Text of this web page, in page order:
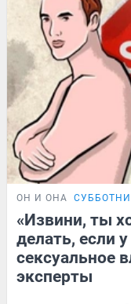
ОН И ОНА
«Извини, ты
делать, если
сексуальное
эксперты